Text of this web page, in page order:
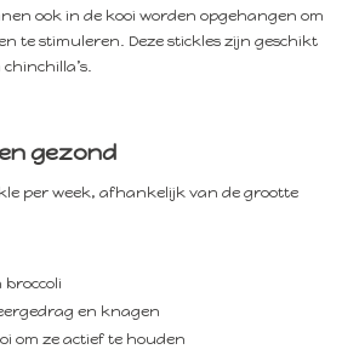
ook in de kooi worden opgehangen om
te stimuleren. Deze stickles zijn geschikt
gezond
per week, afhankelijk van de grootte
broccoli
en knagen
om ze actief te houden